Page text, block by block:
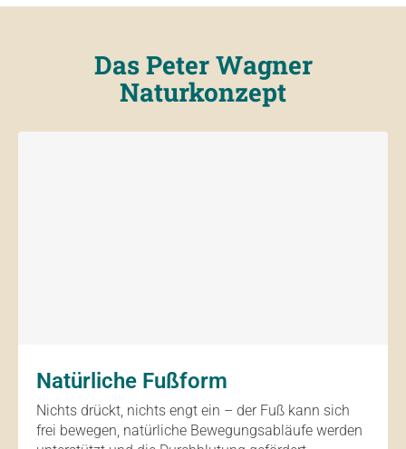
Das Peter Wagner
Naturkonzept
Natürliche Fußform
Nichts drückt, nichts engt ein – der Fuß kann sich
frei bewegen, natürliche Bewegungsabläufe werden